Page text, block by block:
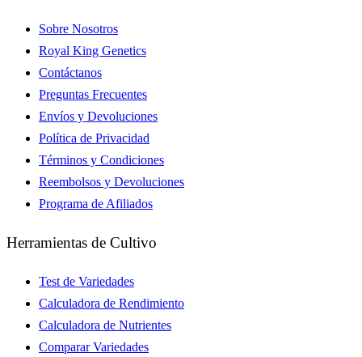
Sobre Nosotros
Royal King Genetics
Contáctanos
Preguntas Frecuentes
Envíos y Devoluciones
Política de Privacidad
Términos y Condiciones
Reembolsos y Devoluciones
Programa de Afiliados
Herramientas de Cultivo
Test de Variedades
Calculadora de Rendimiento
Calculadora de Nutrientes
Comparar Variedades